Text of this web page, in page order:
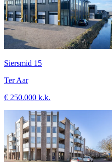
Siersmid 15
Ter Aar
€ 250.000 k.k.